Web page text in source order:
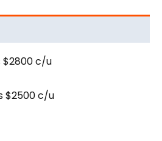
$2800 c/u
$2500 c/u